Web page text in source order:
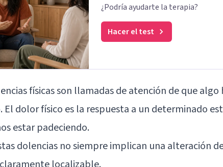
¿Podría ayudarte la terapia?
Hacer el test
físicas son llamadas de atención de que
El dolor físico es la respuesta a un determinado
estar padeciendo.
dolencias no siempre implican una alteración